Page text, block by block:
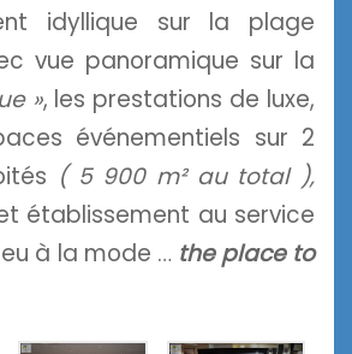
idyllique sur la plage
vue panoramique sur la
», les prestations de luxe,
événementiels sur 2
( 5 900 m² au total ),
établissement au service
à la mode … the place to